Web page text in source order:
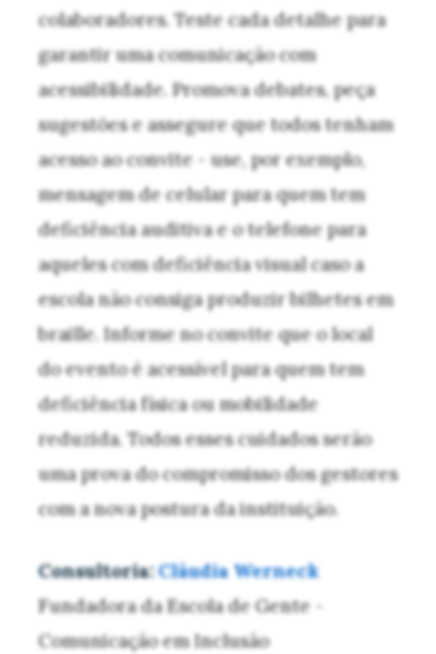
colaboradores. Teste cada detalhe para
garantir uma comunicação com
acessibilidade. Promova debates, peça
sugestões e assegure que todos tenham
acesso ao convite - use, por exemplo,
mensagem de celular para quem tem
deficiência auditiva e o telefone para
aqueles com deficiência visual caso a
escola não consiga produzir bilhetes em
braille. Informe no convite que o local
do evento é acessível para quem tem
deficiência física ou mobilidade
reduzida. Todos esses cuidados serão
uma prova do compromisso dos gestores
com a nova postura da instituição.
Consultoria:Cláudia Werneck
Fundadora da Escola de Gente -
Comunicação em Inclusão